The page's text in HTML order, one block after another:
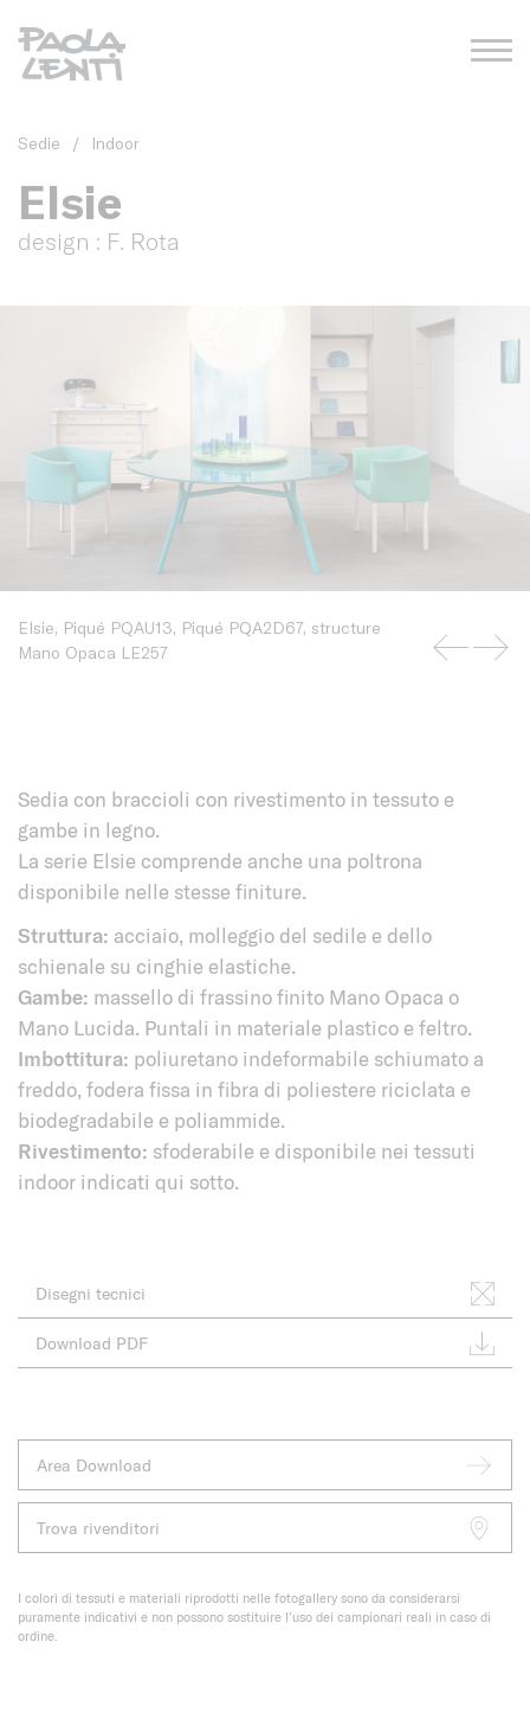
Sedie / Indoor
Elsie
design : F. Rota
Elsie, Piqué PQAU13, Piqué PQA2D67, structure
Mano Opaca LE257
Sedia con braccioli con rivestimento in tessuto e
gambe in legno.
La serie Elsie comprende anche una poltrona
disponibile nelle stesse finiture.
Struttura: acciaio, molleggio del sedile e dello
schienale su cinghie elastiche.
Gambe: massello di frassino finito Mano Opaca o
Mano Lucida. Puntali in materiale plastico e feltro.
Imbottitura: poliuretano indeformabile schiumato a
freddo, fodera fissa in fibra di poliestere riciclata e
biodegradabile e poliammide.
Rivestimento: sfoderabile e disponibile nei tessuti
indoor indicati qui sotto.
Disegni tecnici
Download PDF
Area Download
Trova rivenditori
I colori di tessuti e materiali riprodotti nelle fotogallery sono da considerarsi
puramente indicativi e non possono sostituire l’uso dei campionari reali in caso di
ordine.